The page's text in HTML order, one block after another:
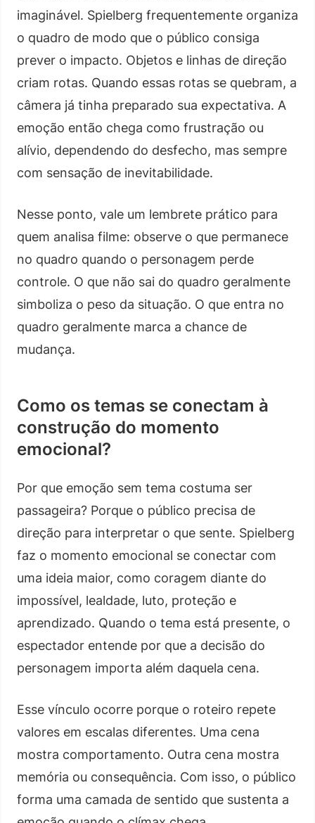
imaginável. Spielberg frequentemente organiza
o quadro de modo que o público consiga
prever o impacto. Objetos e linhas de direção
criam rotas. Quando essas rotas se quebram, a
câmera já tinha preparado sua expectativa. A
emoção então chega como frustração ou
alívio, dependendo do desfecho, mas sempre
com sensação de inevitabilidade.
Nesse ponto, vale um lembrete prático para
quem analisa filme: observe o que permanece
no quadro quando o personagem perde
controle. O que não sai do quadro geralmente
simboliza o peso da situação. O que entra no
quadro geralmente marca a chance de
mudança.
Como os temas se conectam à
construção do momento
emocional?
Por que emoção sem tema costuma ser
passageira? Porque o público precisa de
direção para interpretar o que sente. Spielberg
faz o momento emocional se conectar com
uma ideia maior, como coragem diante do
impossível, lealdade, luto, proteção e
aprendizado. Quando o tema está presente, o
espectador entende por que a decisão do
personagem importa além daquela cena.
Esse vínculo ocorre porque o roteiro repete
valores em escalas diferentes. Uma cena
mostra comportamento. Outra cena mostra
memória ou consequência. Com isso, o público
forma uma camada de sentido que sustenta a